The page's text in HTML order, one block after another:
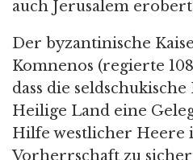
auch Jerusalem
Der byzantinische
Komnenos (regierte
dass die
Heilige Land eine
Hilfe westlicher Heere
Vorherrschaft zu